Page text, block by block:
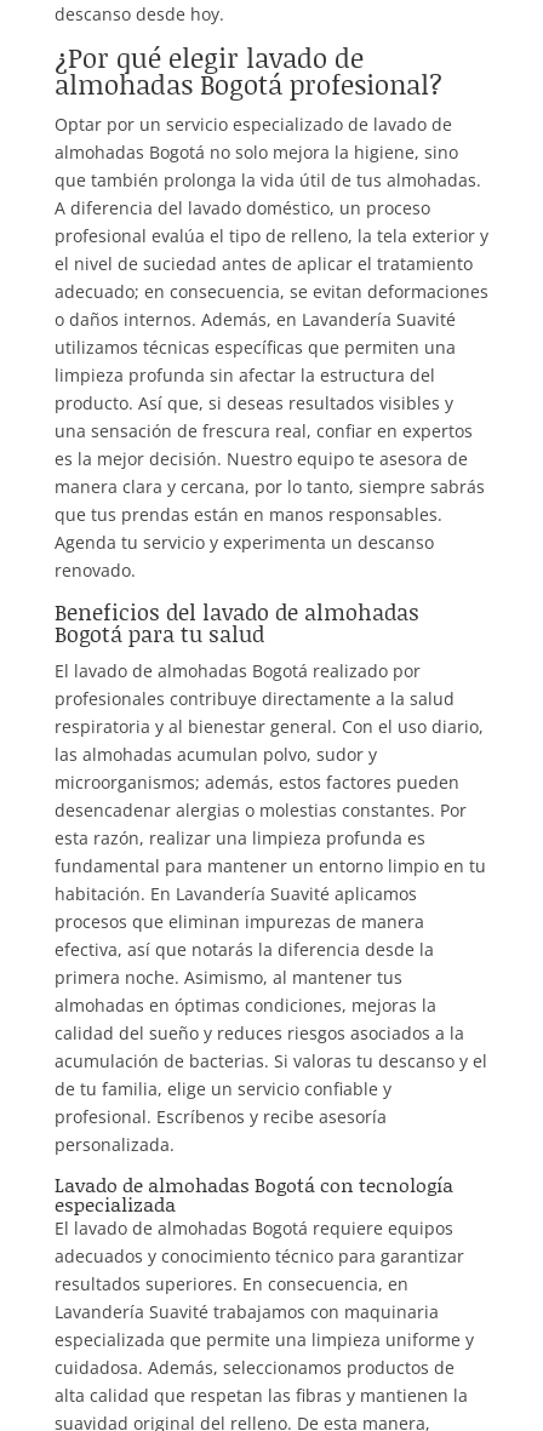
descanso desde hoy.
¿Por qué elegir lavado de
almohadas Bogotá profesional?
Optar por un servicio especializado de lavado de
almohadas Bogotá no solo mejora la higiene, sino
que también prolonga la vida útil de tus almohadas.
A diferencia del lavado doméstico, un proceso
profesional evalúa el tipo de relleno, la tela exterior y
el nivel de suciedad antes de aplicar el tratamiento
adecuado; en consecuencia, se evitan deformaciones
o daños internos. Además, en Lavandería Suavité
utilizamos técnicas específicas que permiten una
limpieza profunda sin afectar la estructura del
producto. Así que, si deseas resultados visibles y
una sensación de frescura real, confiar en expertos
es la mejor decisión. Nuestro equipo te asesora de
manera clara y cercana, por lo tanto, siempre sabrás
que tus prendas están en manos responsables.
Agenda tu servicio y experimenta un descanso
renovado.
Beneficios del lavado de almohadas
Bogotá para tu salud
El lavado de almohadas Bogotá realizado por
profesionales contribuye directamente a la salud
respiratoria y al bienestar general. Con el uso diario,
las almohadas acumulan polvo, sudor y
microorganismos; además, estos factores pueden
desencadenar alergias o molestias constantes. Por
esta razón, realizar una limpieza profunda es
fundamental para mantener un entorno limpio en tu
habitación. En Lavandería Suavité aplicamos
procesos que eliminan impurezas de manera
efectiva, así que notarás la diferencia desde la
primera noche. Asimismo, al mantener tus
almohadas en óptimas condiciones, mejoras la
calidad del sueño y reduces riesgos asociados a la
acumulación de bacterias. Si valoras tu descanso y el
de tu familia, elige un servicio confiable y
profesional. Escríbenos y recibe asesoría
personalizada.
Lavado de almohadas Bogotá con tecnología
especializada
El lavado de almohadas Bogotá requiere equipos
adecuados y conocimiento técnico para garantizar
resultados superiores. En consecuencia, en
Lavandería Suavité trabajamos con maquinaria
especializada que permite una limpieza uniforme y
cuidadosa. Además, seleccionamos productos de
alta calidad que respetan las fibras y mantienen la
suavidad original del relleno. De esta manera,